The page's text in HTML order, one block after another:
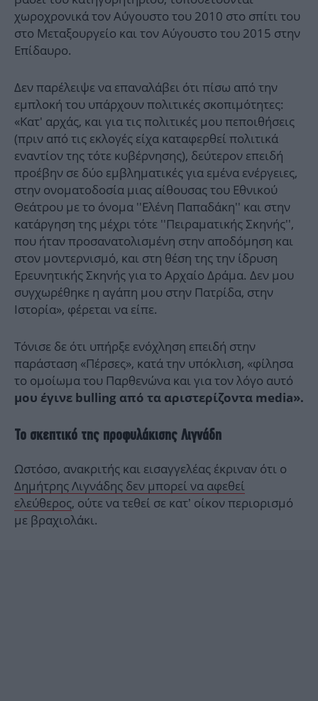
χωροχρονικά τον Αύγουστο του 2010 στο σπίτι του
στο Μεταξουργείο και τον Αύγουστο του 2015 στην
Επίδαυρο.
Δεν παρέλειψε να επαναλάβει ότι πίσω από την
εμπλοκή του υπάρχουν πολιτικές σκοπιμότητες:
«Κατ' αρχάς, και για τις πολιτικές μου πεποιθήσεις
(πριν από τις εκλογές είχα καταφερθεί πολιτικά
εναντίον της τότε κυβέρνησης), δεύτερον επειδή
προέβην σε δύο εμβληματικές για εμένα ενέργειες,
στην ονοματοδοσία μιας αίθουσας του Εθνικού
Θεάτρου με το όνομα ''Ελένη Παπαδάκη'' και στην
κατάργηση της μέχρι τότε ''Πειραματικής Σκηνής'',
που ήταν προσανατολισμένη στην αποδόμηση και
στον μοντερνισμό, και στη θέση της την ίδρυση
Ερευνητικής Σκηνής για το Αρχαίο Δράμα. Δεν μου
συγχωρέθηκε η αγάπη μου στην Πατρίδα, στην
Ιστορία», φέρεται να είπε.
Τόνισε δε ότι υπήρξε ενόχληση επειδή στην
παράσταση «Πέρσες», κατά την υπόκλιση, «φίλησα
το ομοίωμα του Παρθενώνα και για τον λόγο αυτό
μου έγινε bulling από τα αριστερίζοντα media».
Το σκεπτικό της προφυλάκισης Λιγνάδη
Ωστόσο, ανακριτής και εισαγγελέας έκριναν ότι ο
Δημήτρης Λιγνάδης δεν μπορεί να αφεθεί
ελεύθερος, ούτε να τεθεί σε κατ’ οίκον περιορισμό
με βραχιολάκι.